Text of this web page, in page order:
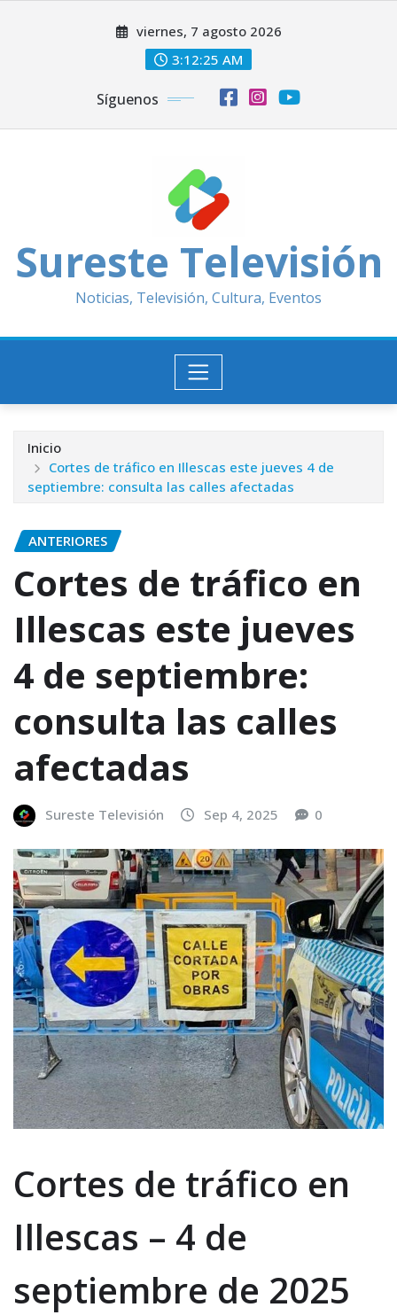
viernes, 7 agosto 2026
3:12:27 AM
Síguenos
Sureste Televisión
Noticias, Televisión, Cultura, Eventos
Inicio
Cortes de tráfico en Illescas este jueves 4 de
septiembre: consulta las calles afectadas
ANTERIORES
Cortes de tráfico en
Illescas este jueves
4 de septiembre:
consulta las calles
afectadas
Sureste Televisión Sep 4, 2025 0
Cortes de tráfico en
Illescas – 4 de
septiembre de 2025